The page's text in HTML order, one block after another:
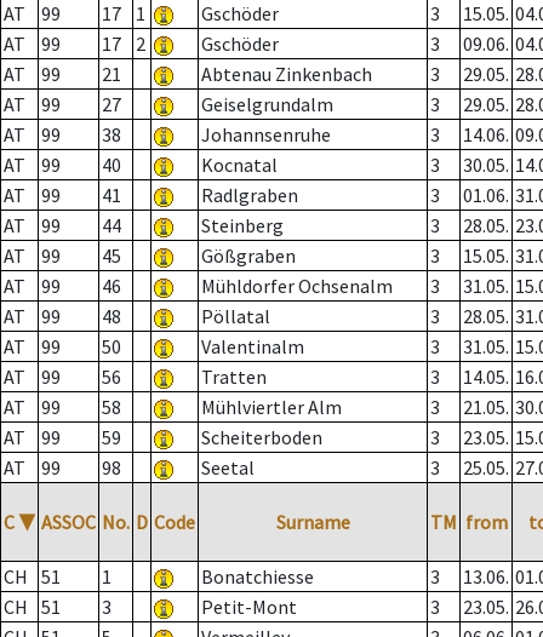
AT
99 17 1 Gschöder 3 15.05.
AT
99 17 2 Gschöder 3 09.06.
AT
99 21 Abtenau Zinkenbach 3 29.05.
AT
99 27 Geiselgrundalm 3 29.05.
AT
99 38 Johannsenruhe 3 14.06.
AT
99 40 Kocnatal 3 30.05.
AT
99 41 Radlgraben 3 01.06.
AT
99 44 Steinberg 3 28.05.
AT
99 45 Gößgraben 3 15.05.
AT
99 46 Mühldorfer Ochsenalm 3 31.05.
AT
99 48 Pöllatal 3 28.05.
AT
99 50 Valentinalm 3 31.05.
AT
99 56 Tratten 3 14.05.
AT
99 58 Mühlviertler Alm 3 21.05.
AT
99 59 Scheiterboden 3 23.05.
AT
99 98 Seetal 3 25.05.
C ▼ ASSOC No. D Code Surname TM from
CH 51 1 Bonatchiesse 3 13.06.
CH
51 3 Petit-Mont 3 23.05.